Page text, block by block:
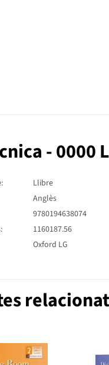
- 0000
Llibre
Anglès
9780194638074
1160187.56
Oxford LG